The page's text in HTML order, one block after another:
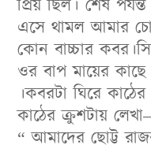
প্রিয় ছিল। শেষ
এসে থামল আমার
কোন বাচ্চার
ওর বাপ মায়ের
।কবরটা ঘিরে
কাঠের ক্রুশটায়
“ আমাদের ছোট্ট